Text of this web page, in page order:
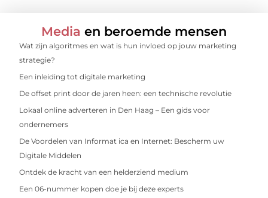
Media en beroemde mensen
Wat zijn algoritmes en wat is hun invloed op jouw marketing
strategie?
Een inleiding tot digitale marketing
De offset print door de jaren heen: een technische revolutie
Lokaal online adverteren in Den Haag – Een gids voor
ondernemers
De Voordelen van Informat ica en Internet: Bescherm uw
Digitale Middelen
Ontdek de kracht van een helderziend medium
Een 06-nummer kopen doe je bij deze experts